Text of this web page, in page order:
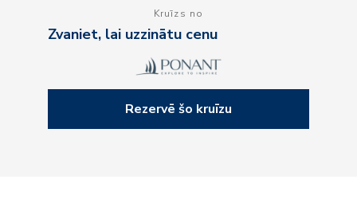
Kruīzs no
Zvaniet, lai uzzinātu cenu
Rezervē šo kruīzu